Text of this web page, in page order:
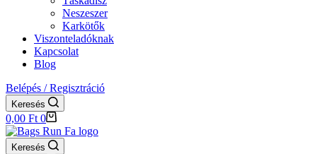
Neszeszer
Karkötők
Viszonteladóknak
Kapcsolat
Blog
Belépés / Regisztráció
Keresés
Shopping
cart
0,00 Ft 0
Keresés